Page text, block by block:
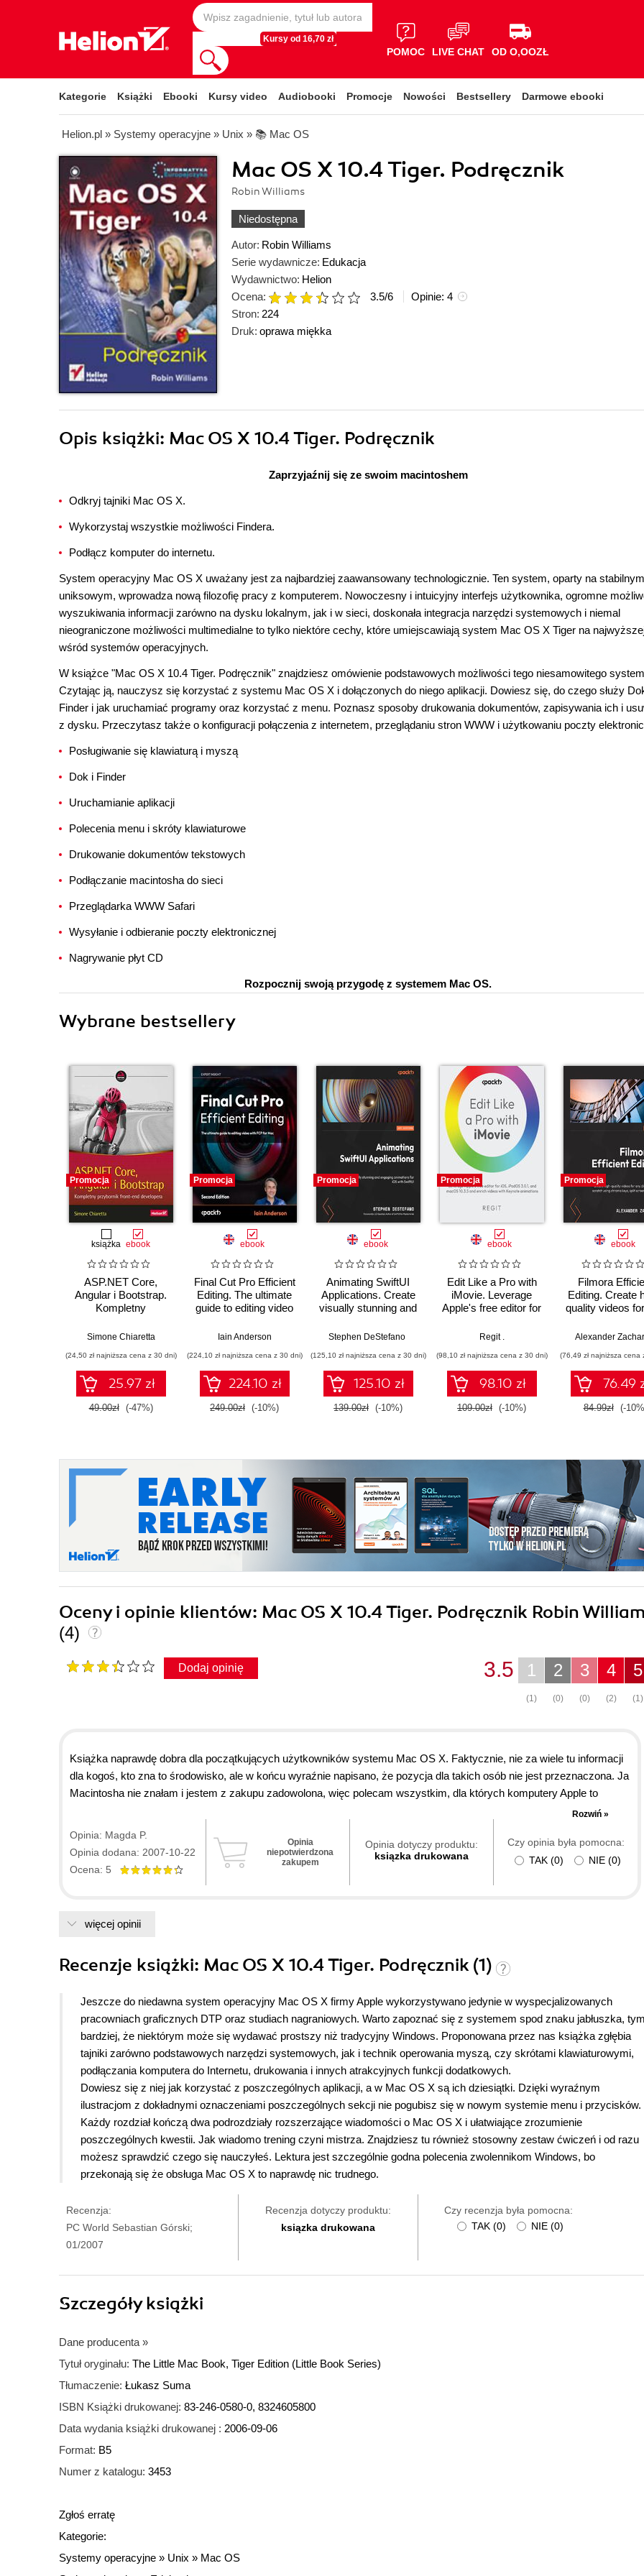
Kursy od 16,70 zł
POMOC LIVE CHAT OD O,OOZŁ
Kategorie Książki Ebooki Kursy video Audiobooki Promocje Nowości Bestsellery Darmowe ebooki
Helion.pl » Systemy operacyjne » Unix » 📚 Mac OS
Mac OS X 10.4 Tiger. Podręcznik
Robin Williams
Niedostępna
Autor: Robin Williams
Serie wydawnicze: Edukacja
Wydawnictwo: Helion
Ocena:
3.5/6 Opinie: 4
Stron: 224
Druk: oprawa miękka
Opis książki: Mac OS X 10.4 Tiger. Podręcznik
Zaprzyjaźnij się ze swoim macintoshem
Odkryj tajniki Mac OS X.
Wykorzystaj wszystkie możliwości Findera.
Podłącz komputer do internetu.
System operacyjny Mac OS X uważany jest za najbardziej zaawansowany technologicznie. Ten system, oparty na
uniksowym, wprowadza nową filozofię pracy z komputerem. Nowoczesny i intuicyjny interfejs użytkownika, ogromne
wyszukiwania informacji zarówno na dysku lokalnym, jak i w sieci, doskonała integracja narzędzi systemowych i niemal
nieograniczone możliwości multimedialne to tylko niektóre cechy, które umiejscawiają system Mac OS X Tiger na
wśród systemów operacyjnych.
W książce "Mac OS X 10.4 Tiger. Podręcznik" znajdziesz omówienie podstawowych możliwości tego niesamowitego
Czytając ją, nauczysz się korzystać z systemu Mac OS X i dołączonych do niego aplikacji. Dowiesz się, do czego służy
Finder i jak uruchamiać programy oraz korzystać z menu. Poznasz sposoby drukowania dokumentów, zapisywania ich i
z dysku. Przeczytasz także o konfiguracji połączenia z internetem, przeglądaniu stron WWW i użytkowaniu poczty
Posługiwanie się klawiaturą i myszą
Dok i Finder
Uruchamianie aplikacji
Polecenia menu i skróty klawiaturowe
Drukowanie dokumentów tekstowych
Podłączanie macintosha do sieci
Przeglądarka WWW Safari
Wysyłanie i odbieranie poczty elektronicznej
Nagrywanie płyt CD
Rozpocznij swoją przygodę z systemem Mac OS.
Wybrane bestsellery
Promocja
książka ebook
ASP.NET Core,
Angular i Bootstrap.
Kompletny
developera
Simone Chiaretta
(24,50 zł najniższa cena z 30 dni)
25.97 zł
49.00zł (-47%)
Promocja
ebook
Final Cut Pro Efficient
Editing. The ultimate
guide to editing video
faster, smarter
Edition
Iain Anderson
(224,10 zł najniższa cena z 30 dni)
224.10 zł
249.00zł (-10%)
Promocja
ebook
Animating SwiftUI
Applications. Create
visually stunning and
for iOS with SwiftUI
Stephen DeStefano
(125,10 zł najniższa cena z 30 dni)
125.10 zł
139.00zł (-10%)
Promocja
ebook
Edit Like a Pro with
iMovie. Leverage
Apple's free editor for
and macOS 10.3.5
with Keynote
animations
Regit .
(98,10 zł najniższa cena z 30 dni)
98.10 zł
109.00zł (-10%)
Promocja
ebook
Filmora
Editing. Create
quality videos
scratch using
and audio
Alexander
(76,49 zł najniższa cena
76.49
84.99zł (-
Oceny i opinie klientów: Mac OS X 10.4 Tiger. Podręcznik Robin
(4)
Dodaj opinię 5
(1)
4
(2)
3
(0)
2
(0)
1
(1)
3.5
Książka naprawdę dobra dla początkujących użytkowników systemu Mac OS X. Faktycznie, nie za wiele tu informacji
dla kogoś, kto zna to środowisko, ale w końcu wyraźnie napisano, że pozycja dla takich osób nie jest przeznaczona. Ja
Macintosha nie znałam i jestem z zakupu zadowolona, więc polecam wszystkim, dla których komputery Apple to
Rozwiń »
Opinia: Magda P.
Opinia dodana: 2007-10-22
Ocena: 5
Opinia
niepotwierdzona
zakupem
Opinia dotyczy produktu:
ksiązka drukowana
Czy opinia była pomocna:
TAK (0) NIE (0)
więcej opinii
Recenzje książki: Mac OS X 10.4 Tiger. Podręcznik (1)
Jeszcze do niedawna system operacyjny Mac OS X firmy Apple wykorzystywano jedynie w wyspecjalizowanych
pracowniach graficznych DTP oraz studiach nagraniowych. Warto zapoznać się z systemem spod znaku jabłuszka, tym
bardziej, że niektórym może się wydawać prostszy niż tradycyjny Windows. Proponowana przez nas książka zgłębia
tajniki zarówno podstawowych narzędzi systemowych, jak i technik operowania myszą, czy skrótami klawiaturowymi,
podłączania komputera do Internetu, drukowania i innych atrakcyjnych funkcji dodatkowych.
Dowiesz się z niej jak korzystać z poszczególnych aplikacji, a w Mac OS X są ich dziesiątki. Dzięki wyraźnym
ilustracjom z dokładnymi oznaczeniami poszczególnych sekcji nie pogubisz się w nowym systemie menu i przycisków.
Każdy rozdział kończą dwa podrozdziały rozszerzające wiadomości o Mac OS X i ułatwiające zrozumienie
poszczególnych kwestii. Jak wiadomo trening czyni mistrza. Znajdziesz tu również stosowny zestaw ćwiczeń i od razu
możesz sprawdzić czego się nauczyłeś. Lektura jest szczególnie godna polecenia zwolennikom Windows, bo
przekonają się że obsługa Mac OS X to naprawdę nic trudnego.
Recenzja:
PC World Sebastian Górski;
01/2007
Recenzja dotyczy produktu:
ksiązka drukowana
Czy recenzja była pomocna:
TAK (0) NIE (0)
Szczegółyksiążki
Dane producenta »
Tytuł oryginału: The Little Mac Book, Tiger Edition (Little Book Series)
Tłumaczenie: Łukasz Suma
ISBN Książki drukowanej: 83-246-0580-0, 8324605800
Data wydania książki drukowanej : 2006-09-06
Format: B5
Numer z katalogu: 3453
Zgłoś erratę
Kategorie:
Systemy operacyjne » Unix » Mac OS